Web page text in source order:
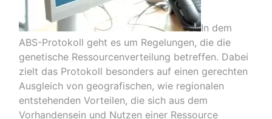
In dem
ABS-Protokoll geht es um Regelungen, die die
genetische Ressourcenverteilung betreffen. Dabei
zielt das Protokoll besonders auf einen gerechten
Ausgleich von geografischen, wie regionalen
entstehenden Vorteilen, die sich aus dem
Vorhandensein und Nutzen einer Ressource